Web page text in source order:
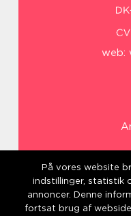
web:
På vores website
indstillinger, statistik
annoncer. Denne
fortsat brug af